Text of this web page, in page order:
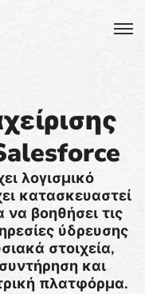
λογισμικό
κατασκευαστεί
να βοηθήσει τις
ύδρευσης
στοιχεία,
και
πλατφόρμα.